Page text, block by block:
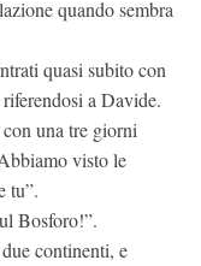
quando sembra
quasi subito con
a Davide.
una tre giorni
visto le
tu”.
Bosforo!”.
continenti, e